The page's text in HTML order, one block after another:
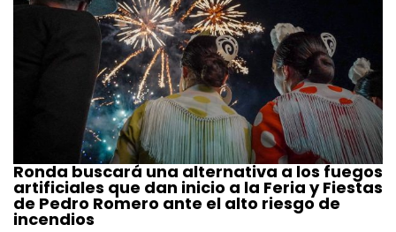
Ronda buscará una alternativa a los fuegos
artificiales que dan inicio a la Feria y Fiestas
de Pedro Romero ante el alto riesgo de
incendios